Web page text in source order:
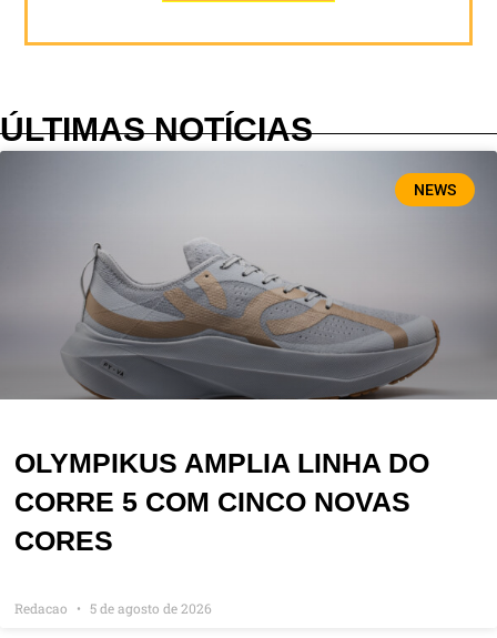
ÚLTIMAS NOTÍCIAS
NEWS
OLYMPIKUS AMPLIA LINHA DO
CORRE 5 COM CINCO NOVAS
CORES
Redacao 5 de agosto de 2026